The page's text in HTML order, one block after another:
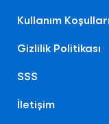
Kullanım Koşulları
Gizlilik Politikası
SSS
İletişim